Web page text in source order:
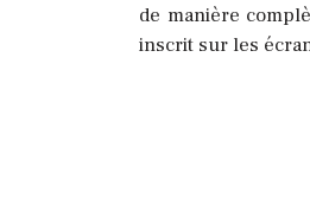
de manière
inscrit sur les